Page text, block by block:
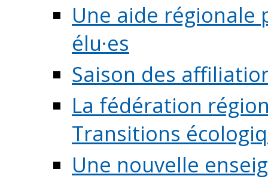
Une aide régionale
élu·es
Saison des
La fédération
Transitions
Une nouvelle